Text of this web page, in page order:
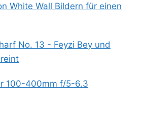
White Wall Bildern für einen
No. 13 - Feyzi Bey und
100-400mm f/5-6.3